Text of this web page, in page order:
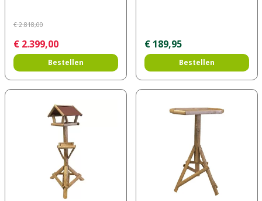
€ 2.818,00
€ 2.399,00
Bestellen
€ 189,95
Bestellen